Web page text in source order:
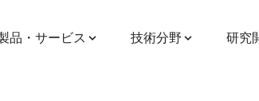
品・サービス 技術分野 研究